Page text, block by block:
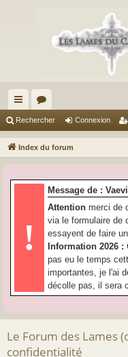
cc
ès
pi
or
u
s
Rechercher Connexion
Index du forum
!
Message de :
Attention merci de
via le formulaire de
essayent de faire
Information 2026 :
pas eu le temps
importantes, je l'ai
décolle pas, il sera
Le Forum des Lames
confidentialité